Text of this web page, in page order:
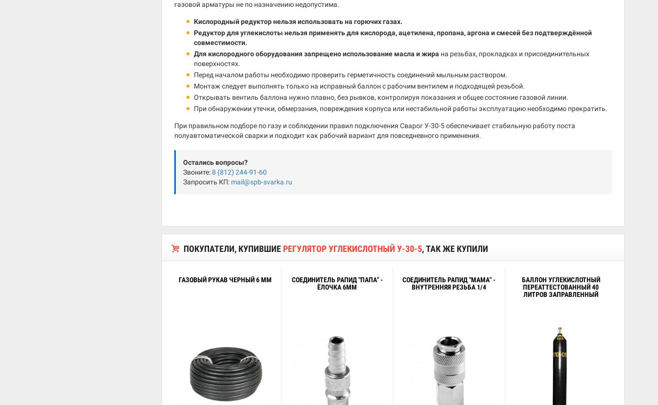
газовой арматуры не по назначению недопустима.
Кислородный редуктор нельзя использовать на горючих газах.
Редуктор для углекислоты нельзя применять для кислорода, ацетилена, пропана, аргона и смесей без подтверждённой
совместимости.
Для кислородного оборудования запрещено использование масла и жира на резьбах, прокладках и присоединительных
поверхностях.
Перед началом работы необходимо проверить герметичность соединений мыльным раствором.
Монтаж следует выполнять только на исправный баллон с рабочим вентилем и подходящей резьбой.
Открывать вентиль баллона нужно плавно, без рывков, контролируя показания и общее состояние газовой линии.
При обнаружении утечки, обмерзания, повреждения корпуса или нестабильной работы эксплуатацию необходимо прекратить.
При правильном подборе по газу и соблюдении правил подключения Сварог У-30-5 обеспечивает стабильную работу поста
полуавтоматической сварки и подходит как рабочий вариант для повседневного применения.
Остались вопросы?
Звоните:8 (812) 244-91-60
Запросить КП: mail@spb-svarka.ru
ПОКУПАТЕЛИ, КУПИВШИЕ РЕГУЛЯТОР УГЛЕКИСЛОТНЫЙ У-30-5, ТАК ЖЕ КУПИЛИ
ГАЗОВЫЙ РУКАВ ЧЕРНЫЙ 6 ММ
СОЕДИНИТЕЛЬ РАПИД "ПАПА" -
ЁЛОЧКА 6ММ
СОЕДИНИТЕЛЬ РАПИД "МАМА" -
ВНУТРЕННЯЯ РЕЗЬБА 1/4
БАЛЛОН УГЛЕКИСЛОТНЫЙ
ПЕРЕАТТЕСТОВАННЫЙ 40
ЛИТРОВ ЗАПРАВЛЕННЫЙ